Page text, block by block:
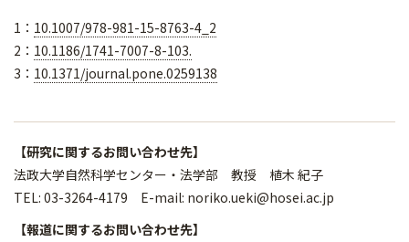
1： 10.1007/978-981-15-8763-4_2
2： 10.1186/1741-7007-8-103.
3： 10.1371/journal.pone.0259138
【研究に関するお問い合わせ先】
法政大学自然科学センター・法学部 教授 植木 紀子
TEL: 03-3264-4179 E-mail: noriko.ueki@hosei.ac.jp
【報道に関するお問い合わせ先】